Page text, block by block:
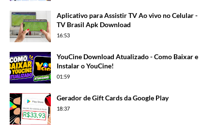
Aplicativo para Assistir TV Ao vivo no Celular -
TV Brasil Apk Download
16:53
YouCine Download Atualizado - Como Baixar e
Instalar o YouCine!
01:59
Gerador de Gift Cards da Google Play
18:37